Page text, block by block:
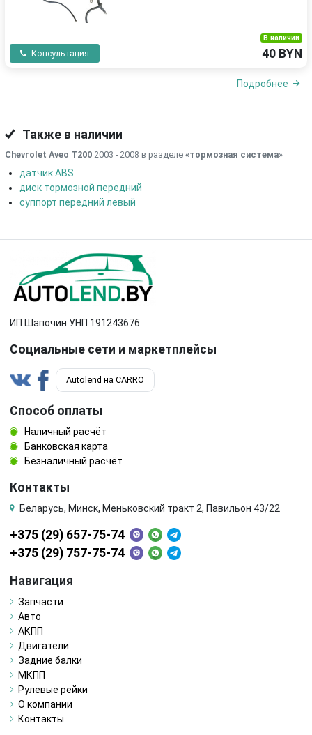
Консультация
В наличии
40 BYN
Подробнее
Также в наличии
Chevrolet Aveo T200 2003 - 2008 в разделе «тормозная система»
датчик ABS
диск тормозной передний
суппорт передний левый
ИП Шапочин УНП 191243676
Социальные сети и маркетплейсы
Autolend на CARRO
Способ оплаты
Наличный расчёт
Банковская карта
Безналичный расчёт
Контакты
Беларусь, Минск, Меньковский тракт 2, Павильон 43/22
+375 (29) 657-75-74
+375 (29) 757-75-74
Навигация
Запчасти
Авто
АКПП
Двигатели
Задние балки
МКПП
Рулевые рейки
О компании
Контакты